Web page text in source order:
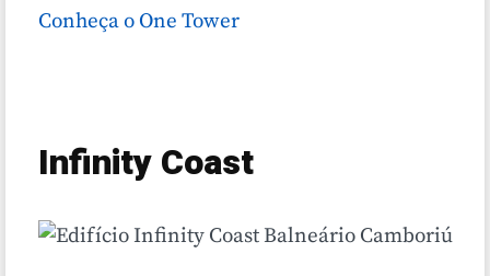
Conheça o One Tower
Infinity Coast